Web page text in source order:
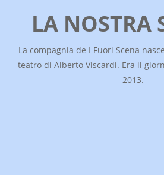
LA NOSTRA
La compagnia de I Fuori Scena
teatro di Alberto Viscardi. Era il
2013.